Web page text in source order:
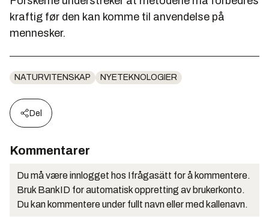
kraftig før den kan komme til anvendelse på
mennesker.
NATURVITENSKAP NYETEKNOLOGIER
Del
Kommentarer
Du må være innlogget hos Ifrågasätt for å kommentere.
Bruk BankID for automatisk oppretting av brukerkonto.
Du kan kommentere under fullt navn eller med kallenavn.